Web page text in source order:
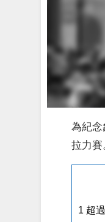
為紀念
拉力賽
1 超